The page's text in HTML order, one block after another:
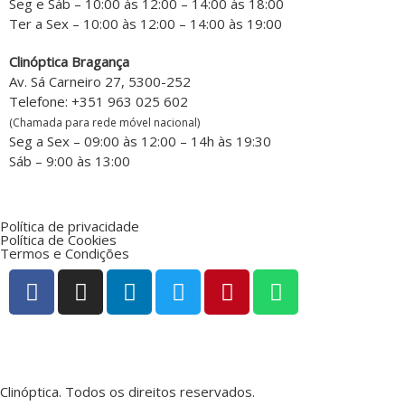
Ter a Sex – 10:00 às 12:00 – 14:00 às 19:00
Clinóptica Bragança
Av. Sá Carneiro 27, 5300-252
Telefone: +351 963 025 602
(Chamada para rede móvel nacional)
Seg a Sex – 09:00 às 12:00 – 14h às 19:30
Sáb – 9:00 às 13:00
Política de privacidade
Política de Cookies
Termos e Condições
Clinóptica. Todos os direitos reservados.